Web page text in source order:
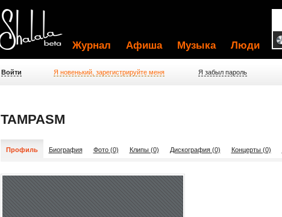
Журнал Афиша Музыка Люди
Войти Я новенький, зарегистрируйте меня Я забыл пароль
TAMPASM
Профиль Биография Фото (0) Клипы (0) Дискография (0) Концерты (0)